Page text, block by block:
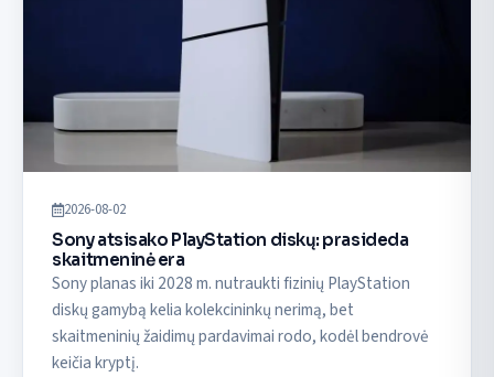
2026-08-02
Sony atsisako PlayStation diskų: prasideda
skaitmeninė era
Sony planas iki 2028 m. nutraukti fizinių PlayStation
diskų gamybą kelia kolekcininkų nerimą, bet
skaitmeninių žaidimų pardavimai rodo, kodėl bendrovė
keičia kryptį.